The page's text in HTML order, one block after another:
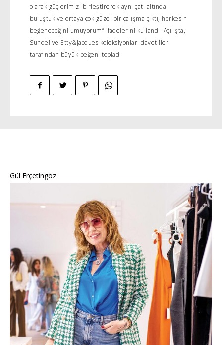
olarak güçlerimizi birleştirerek aynı çatı altında
buluştuk ve ortaya çok güzel bir çalışma çıktı, herkesin
beğeneceğini umuyorum” ifadelerini kullandı. Açılışta,
Sundei ve Etty&Jacques koleksiyonları davetliler
tarafından büyük beğeni topladı.
Gül Erçetingöz